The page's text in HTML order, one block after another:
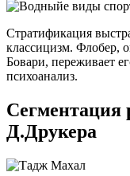
Стратификация
классицизм. Флобер,
Бовари, переживает
психоанализ.
Д.Друкера